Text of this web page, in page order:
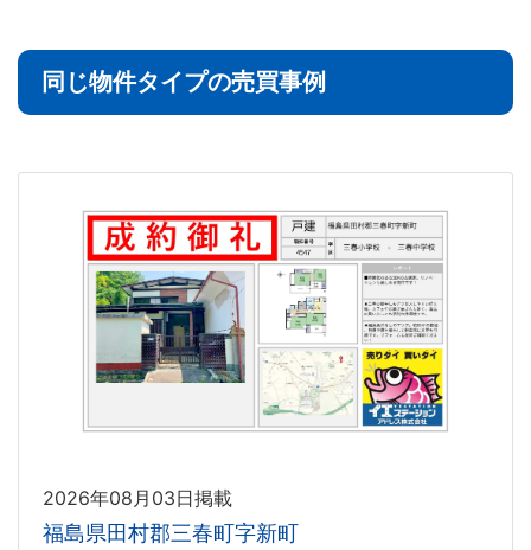
同じ物件タイプの売買事例
2026年08月03日掲載
福島県田村郡三春町字新町